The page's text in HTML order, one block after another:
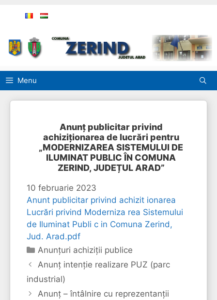
Menu
Anunț publicitar privind
achiziționarea de lucrări pentru
„MODERNIZAREA SISTEMULUI DE
ILUMINAT PUBLIC ÎN COMUNA
ZERIND, JUDEȚUL ARAD”
10 februarie 2023
Anunt publicitar privind achizit ionarea
Lucrări privind Moderniza rea Sistemului
de Iluminat Publi c in Comuna Zerind,
Jud. Arad.pdf
Categorii
Anunțuri achiziții publice
Anunț intenție realizare PUZ (parc
industrial)
Anunț – întâlnire cu reprezentanții